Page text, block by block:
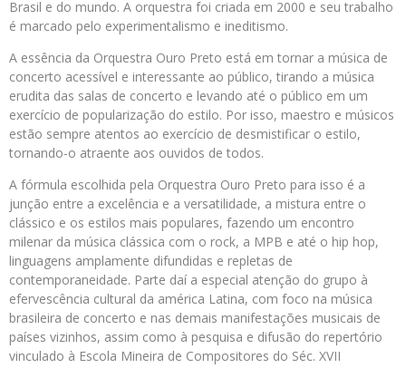
Brasil e do mundo. A orquestra foi criada em 2000 e seu trabalho
é marcado pelo experimentalismo e ineditismo.
A essência da Orquestra Ouro Preto está em tornar a música de
concerto acessível e interessante ao público, tirando a música
erudita das salas de concerto e levando até o público em um
exercício de popularização do estilo. Por isso, maestro e músicos
estão sempre atentos ao exercício de desmistificar o estilo,
tornando-o atraente aos ouvidos de todos.
A fórmula escolhida pela Orquestra Ouro Preto para isso é a
junção entre a excelência e a versatilidade, a mistura entre o
clássico e os estilos mais populares, fazendo um encontro
milenar da música clássica com o rock, a MPB e até o hip hop,
linguagens amplamente difundidas e repletas de
contemporaneidade. Parte daí a especial atenção do grupo à
efervescência cultural da américa Latina, com foco na música
brasileira de concerto e nas demais manifestações musicais de
países vizinhos, assim como à pesquisa e difusão do repertório
vinculado à Escola Mineira de Compositores do Séc. XVII